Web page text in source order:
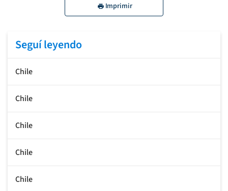
Imprimir
Seguí leyendo
Chile
Chile
Chile
Chile
Chile